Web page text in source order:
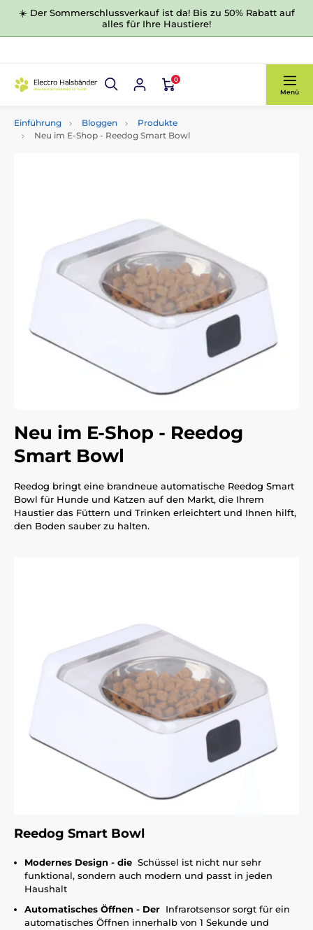
☀️ Der Sommerschlussverkauf ist da! Bis zu 50% Rabatt auf
alles für Ihre Haustiere!
0
Menü
Einführung Bloggen
Produkte
Neu im E-Shop - Reedog Smart Bowl
Neu im E-Shop - Reedog
Smart Bowl
Reedog bringt eine brandneue automatische Reedog Smart
Bowl für Hunde und Katzen auf den Markt, die Ihrem
Haustier das Füttern und Trinken erleichtert und Ihnen hilft,
den Boden sauber zu halten.
Reedog Smart Bowl
Modernes Design - die Schüssel ist nicht nur sehr
funktional, sondern auch modern und passt in jeden
Haushalt
Automatisches Öffnen - Der Infrarotsensor sorgt für ein
automatisches Öffnen innerhalb von 1 Sekunde und